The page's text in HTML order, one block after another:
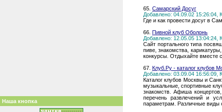
Наша кнопка
65. Самарский Досуг
Добавлено: 04.09.02 15:26:04,
Где и как провести досуг в
66. Пивной клуб Оболонь
Добавлено: 12.05.05 13:04:24,
Сайт портального типа
пиве, знакомства,
конкурсы. Отдыхайте вместе
67. Клуб.Ру - каталог клубов
Добавлено: 03.09.04 16:56:09,
Каталог клубов Москвы и
музыкальные, спортивные
знакомств. Афиша
перечень развлечений и
параметрам. Различные виды